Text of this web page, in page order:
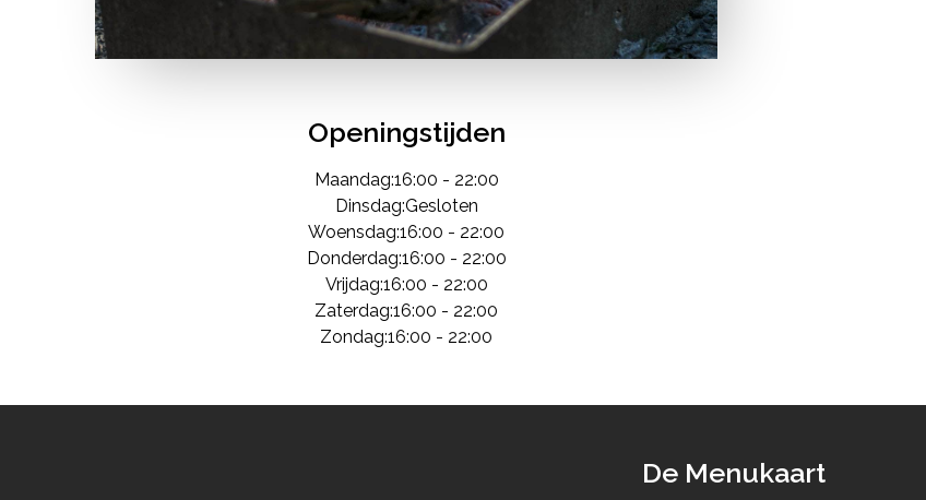
Openingstijden
Maandag:16:00 - 22:00
Dinsdag:Gesloten
Woensdag:16:00 - 22:00
Donderdag:16:00 - 22:00
Vrijdag:16:00 - 22:00
Zaterdag:16:00 - 22:00
Zondag:16:00 - 22:00
De Menukaart